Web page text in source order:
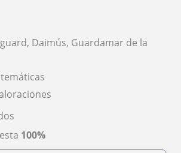
Daimús, Guardamar de la
100%